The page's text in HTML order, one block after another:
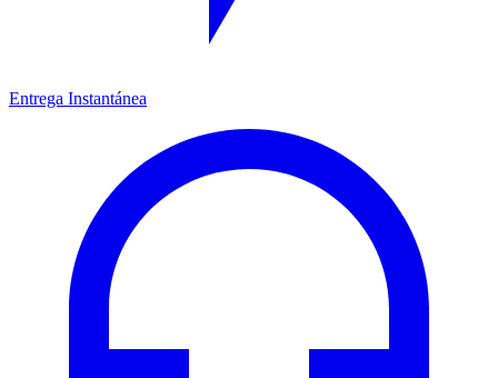
Entrega Instantánea